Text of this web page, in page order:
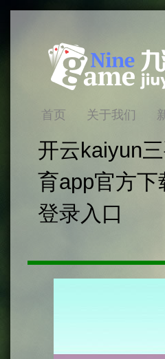
首页 关于我们
开云kaiyun
育app官方
登录入口